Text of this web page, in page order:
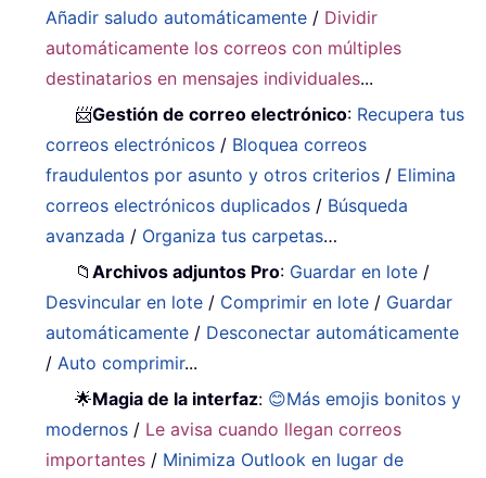
Añadir saludo automáticamente / Dividir
automáticamente los correos con múltiples
destinatarios en mensajes individuales...
📨Gestión de correo electrónico: Recupera tus
correos electrónicos / Bloquea correos
fraudulentos por asunto y otros criterios / Elimina
correos electrónicos duplicados / Búsqueda
avanzada / Organiza tus carpetas…
📁Archivos adjuntos Pro: Guardar en lote /
Desvincular en lote / Comprimir en lote / Guardar
automáticamente / Desconectar automáticamente
/Auto comprimir...
🌟Magia de la interfaz: 😊Más emojis bonitos y
modernos / Le avisa cuando llegan correos
importantes / Minimiza Outlook en lugar de